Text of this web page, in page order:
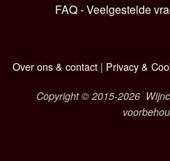
FAQ - Veelgestelde
Over ons & contact| Privacy &
Copyright © 2015-2026